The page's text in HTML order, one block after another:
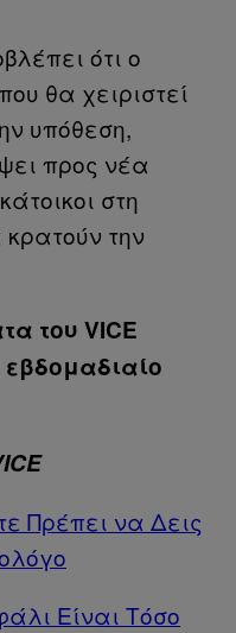
ότι ο
θα χειριστεί
υπόθεση,
προς νέα
στη
την
του VICE
εβδομαδιαίο
Πρέπει να Δεις
Είναι Τόσο